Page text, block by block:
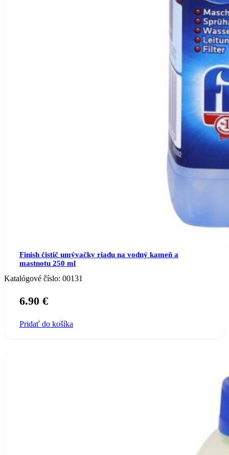
Finish čistič umývačky riadu na vodný kameň a
mastnotu 250 ml
Katalógové číslo: 00131
6.90 €
Pridať do košíka